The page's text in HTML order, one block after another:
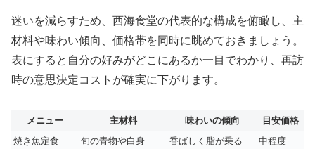
迷いを減らすため、西海食堂の代表的な構成を俯瞰し、主
材料や味わい傾向、価格帯を同時に眺めておきましょう。
表にすると自分の好みがどこにあるか一目でわかり、再訪
時の意思決定コストが確実に下がります。
メニュー 主材料 味わいの傾向
目安価格
焼き魚定食
旬の青物や白身 香ばしく脂が乗る
中程度